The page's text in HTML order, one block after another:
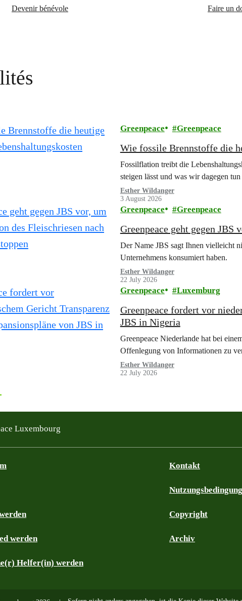
Devenir bénévole Faire un
Greenpeace Greenpeace
Wie fossile Brennstoffe die
Fossilflation treibt die
steigen lässt und was wir dagegen
Esther Wildanger
3 August 2026
Greenpeace Greenpeace
Greenpeace geht gegen JBS
Der Name JBS sagt Ihnen vielleicht
Unternehmens konsumiert haben.
Esther Wildanger
22 July 2026
Greenpeace Luxemburg
Greenpeace fordert vor
JBS in Nigeria
Greenpeace Niederlande hat bei
Offenlegung von Informationen zu
Esther Wildanger
22 July 2026
Luxembourg
werden
Helfer(in) werden
Kontakt
Copyright
Archiv